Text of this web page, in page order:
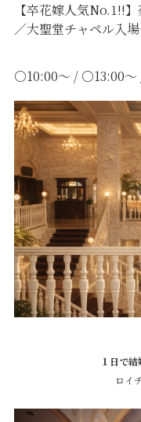
【卒花嫁人気No.1!!
／大聖堂チャペル入
○10:00～ / ○13:00
１日で
ロイ